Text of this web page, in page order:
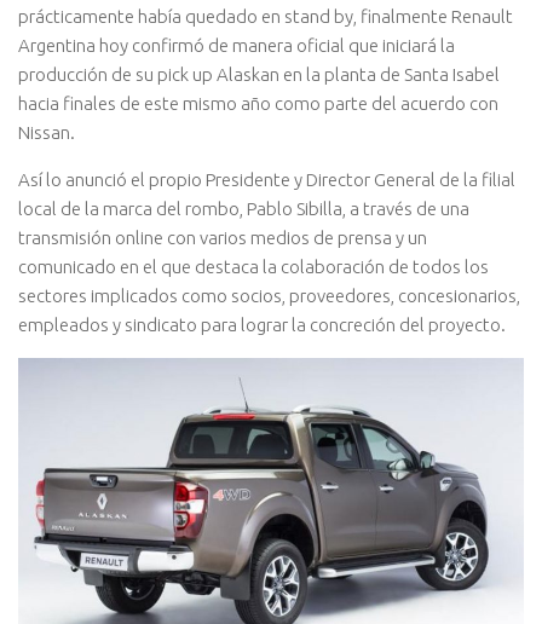
prácticamente había quedado en stand by, finalmente Renault
Argentina hoy confirmó de manera oficial que iniciará la
producción de su pick up Alaskan en la planta de Santa Isabel
hacia finales de este mismo año como parte del acuerdo con
Nissan.
Así lo anunció el propio Presidente y Director General de la filial
local de la marca del rombo, Pablo Sibilla, a través de una
transmisión online con varios medios de prensa y un
comunicado en el que destaca la colaboración de todos los
sectores implicados como socios, proveedores, concesionarios,
empleados y sindicato para lograr la concreción del proyecto.